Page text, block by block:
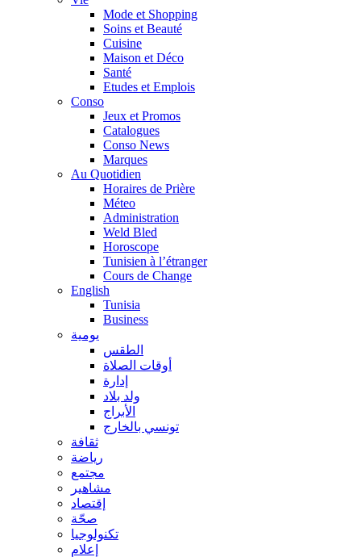
Mode et Shopping
Soins et Beauté
Cuisine
Maison et Déco
Santé
Etudes et Emplois
Conso
Jeux et Promos
Catalogues
Conso News
Marques
Au Quotidien
Horaires de Prière
Méteo
Administration
Weld Bled
Horoscope
Tunisien à l’étranger
Cours de Change
English
Tunisia
Business
يومية
الطقس
أوقات الصلاة
إدارة
ولد بلاد
الأبراج
تونسي بالخارج
ثقافة
رياضة
مجتمع
مشاهير
إقتصاد
صحّة
تكنولوجيا
إعلام